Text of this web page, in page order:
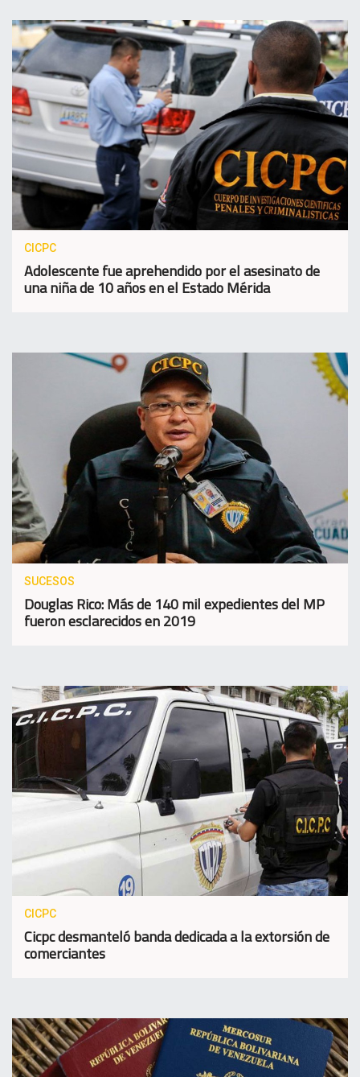
CICPC
Adolescente fue aprehendido por el asesinato de
una niña de 10 años en el Estado Mérida
SUCESOS
Douglas Rico: Más de 140 mil expedientes del MP
fueron esclarecidos en 2019
CICPC
Cicpc desmanteló banda dedicada a la extorsión de
comerciantes